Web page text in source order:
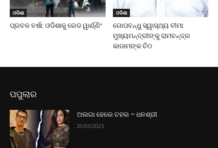
ଓଡିଶା
ପ୍ରବଳ ବର୍ଷା: ଓଡିଶାକୁ ରେଡ ୱାର୍ଣ୍ଣିଂ
ଓଡିଶା
ଗୋପବନ୍ଧୁ ସ୍ୱାସ୍ଥ୍ୟ ବୀମା:
ମୁଖ୍ୟମନ୍ତ୍ରୀଙ୍କୁ ରାମଚନ୍ଦ୍ର
କାଡାମଙ୍କ ଚିଠ
ପପୁଲାର
ଅଲଗା ହେଲେ ଚହଲ – ଧନଶ୍ରୀ
20/03/2025